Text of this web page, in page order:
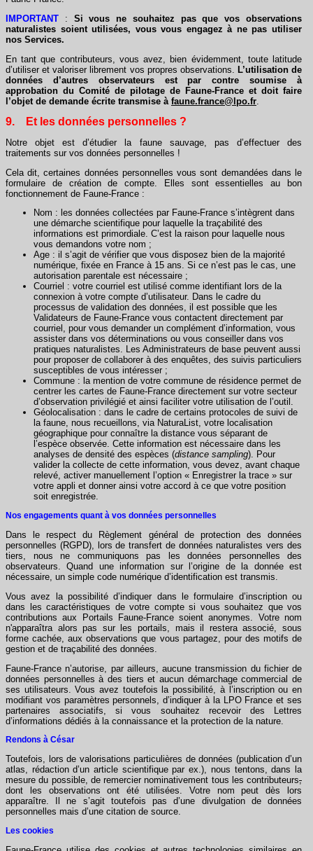
IMPORTANT
: Si vous ne souhaitez pas que vos observations
naturalistes soient utilisées, vous vous engagez à ne pas utiliser
nos Services.
En tant que contributeurs, vous avez, bien évidemment, toute latitude
d’utiliser et valoriser librement vos propres observations.
L’utilisation de
données d’autres observateurs est par contre soumise à
approbation du Comité de pilotage de Faune-France et doit faire
l’objet de demande écrite transmise à faune.france@lpo.fr
9. Et les données personnelles ?
Notre objet est d’étudier la faune sauvage, pas d’effectuer des
traitements sur vos données personnelles !
Cela dit, certaines données personnelles vous sont demandées dans le
formulaire de création de compte. Elles sont essentielles au bon
fonctionnement de Faune-France :
Nom : les données collectées par Faune-France s’intègrent dans
une démarche scientifique pour laquelle la traçabilité des
informations est primordiale. C’est la raison pour laquelle nous
vous demandons votre nom ;
Age : il s’agit de vérifier que vous disposez bien de la majorité
numérique, fixée en France à 15 ans. Si ce n’est pas le cas, une
autorisation parentale est nécessaire ;
Courriel : votre courriel est utilisé comme identifiant lors de la
connexion à votre compte d’utilisateur. Dans le cadre du
processus de validation des données, il est possible que les
Validateurs de Faune-France vous contactent directement par
courriel, pour vous demander un complément d’information, vous
assister dans vos déterminations ou vous conseiller dans vos
pratiques naturalistes. Les Administrateurs de base peuvent aussi
pour proposer de collaborer à des enquêtes, des suivis particuliers
susceptibles de vous intéresser ;
Commune : la mention de votre commune de résidence permet de
centrer les cartes de Faune-France directement sur votre secteur
d’observation privilégié et ainsi faciliter votre utilisation de l’outil.
Géolocalisation : dans le cadre de certains protocoles de suivi de
la faune, nous recueillons, via NaturaList, votre localisation
géographique pour connaître la distance vous séparant de
l’espèce observée. Cette information est nécessaire dans les
analyses de densité des espèces (distance sampling). Pour
valider la collecte de cette information, vous devez, avant chaque
relevé, activer manuellement l’option « Enregistrer la trace » sur
votre appli et donner ainsi votre accord à ce que votre position
soit enregistrée.
Nos engagements quant à vos données personnelles
Dans le respect du Règlement général de protection des données
personnelles (RGPD), lors de transfert de données naturalistes vers des
tiers, nous ne communiquons pas les données personnelles des
observateurs. Quand une information sur l’origine de la donnée est
nécessaire, un simple code numérique d’identification est transmis.
Vous avez la possibilité d’indiquer dans le formulaire d’inscription ou
dans les caractéristiques de votre compte si vous souhaitez que vos
contributions aux Portails Faune-France soient anonymes. Votre nom
n'apparaîtra alors pas sur les portails, mais il restera associé, sous
forme cachée, aux observations que vous partagez, pour des motifs de
gestion et de traçabilité des données.
Faune-France n’autorise, par ailleurs, aucune transmission du fichier de
données personnelles à des tiers et aucun démarchage commercial de
ses utilisateurs. Vous avez toutefois la possibilité, à l’inscription ou en
modifiant vos paramètres personnels, d’indiquer à la LPO France et ses
partenaires associatifs, si vous souhaitez recevoir des Lettres
d’informations dédiés à la connaissance et la protection de la nature.
Rendons à César
Toutefois, lors de valorisations particulières de données (publication d’un
atlas, rédaction d’un article scientifique par ex.), nous tentons, dans la
mesure du possible, de remercier nominativement tous les contributeurs,
dont les observations ont été utilisées. Votre nom peut dès lors
apparaître. Il ne s’agit toutefois pas d’une divulgation de données
personnelles mais d’une citation de source.
Les cookies